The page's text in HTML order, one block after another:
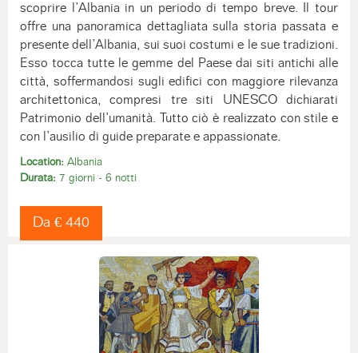
scoprire l’Albania in un periodo di tempo breve. Il tour
offre una panoramica dettagliata sulla storia passata e
presente dell’Albania, sui suoi costumi e le sue tradizioni.
Esso tocca tutte le gemme del Paese dai siti antichi alle
città, soffermandosi sugli edifici con maggiore rilevanza
architettonica, compresi tre siti UNESCO dichiarati
Patrimonio dell’umanità. Tutto ciò è realizzato con stile e
con l’ausilio di guide preparate e appassionate.
Location: Albania
Durata: 7 giorni - 6 notti
Da € 440